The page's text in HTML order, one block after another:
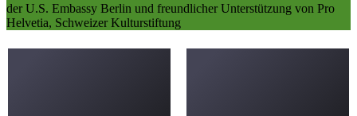
der U.S. Embassy Berlin und freundlicher Unterstützung von Pro
Helvetia, Schweizer Kulturstiftung